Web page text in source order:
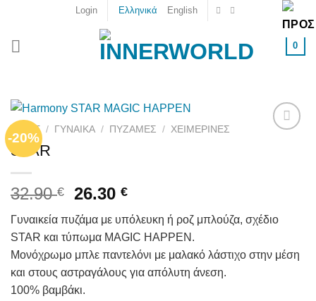
content
Login Ελληνικά English
0
-20%
HOME / ΓΥΝΑΙΚΑ / ΠΥΖΆΜΕΣ / ΧΕΙΜΕΡΙΝΈΣ
STAR
32.90€ 26.30€
Γυναικεία πυζάμα με υπόλευκη ή ροζ μπλούζα, σχέδιο
STAR και τύπωμα MAGIC HAPPEN.
Μονόχρωμο μπλε παντελόνι με μαλακό λάστιχο στην μέση
και στους αστραγάλους για απόλυτη άνεση.
100% βαμβάκι.